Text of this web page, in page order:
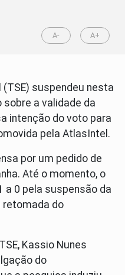
A- A+
(TSE) suspendeu nesta
a validade da
intenção do voto para
pela AtlasIntel.
por um pedido de
Até o momento, o
a 0 pela suspensão da
retomada do
Kassio Nunes
do